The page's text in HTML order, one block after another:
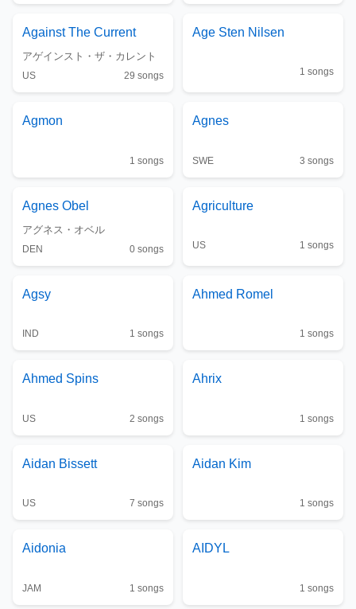
Against The Current
アゲインスト・ザ・カレント
US 29 songs
Age Sten Nilsen
1 songs
Agmon
1 songs
Agnes
SWE 3 songs
Agnes Obel
アグネス・オベル
DEN 0 songs
Agriculture
US 1 songs
Agsy
IND 1 songs
Ahmed Romel
1 songs
Ahmed Spins
US 2 songs
Ahrix
1 songs
Aidan Bissett
US 7 songs
Aidan Kim
1 songs
Aidonia
JAM 1 songs
AIDYL
1 songs